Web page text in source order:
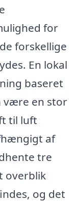
for
forskellige
En lokal
baseret
være en stor
til luft
af
tre
overblik
og det